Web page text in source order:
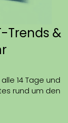
Trends &
14 Tage und
rund um den